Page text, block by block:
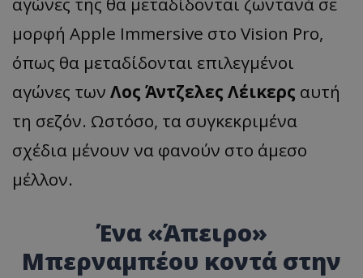
μορφή Apple Immersive στο Vision Pro,
όπως θα μεταδίδονται επιλεγμένοι
αγώνες των Λος Άντζελες Λέικερς αυτή
τη σεζόν. Ωστόσο, τα συγκεκριμένα
σχέδια μένουν να φανούν στο άμεσο
μέλλον.
Ένα «Άπειρο»
Μπερναμπέου κοντά στην